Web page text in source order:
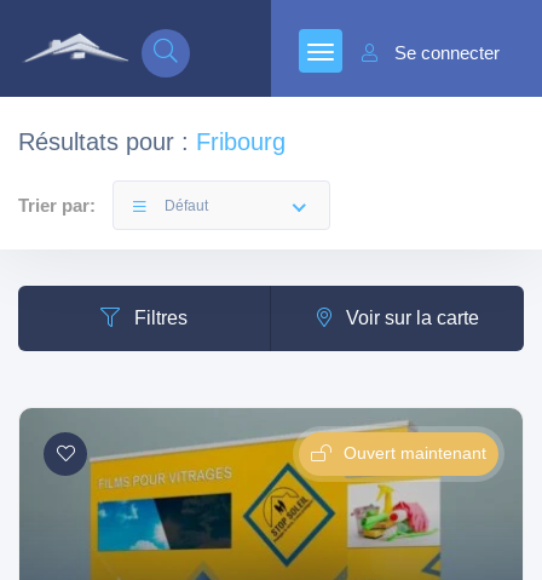
Se connecter
Résultats pour : Fribourg
Trier par: Défaut
Filtres Voir sur la carte
Ouvert maintenant